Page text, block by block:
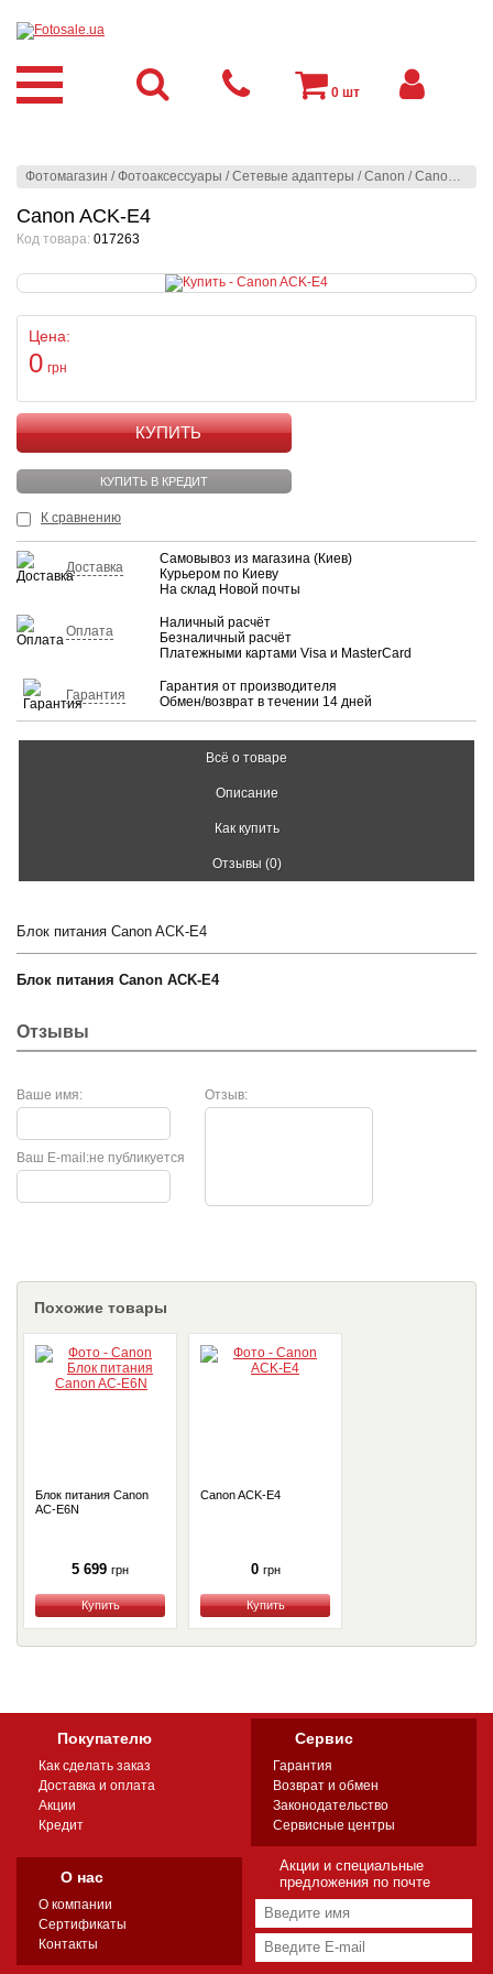
Фотомагазин /Фотоаксессуары /Сетевые адаптеры /Canon /Canon ACK-E4
Canon ACK-E4
Код товара: 017263
Цена:
0 грн
КУПИТЬ
КУПИТЬ В КРЕДИТ
К сравнению
Доставка
Самовывоз из магазина (Киев)
Курьером по Киеву
На склад Новой почты
Оплата
Наличный расчёт
Безналичный расчёт
Платежными картами Visa и MasterCard
Гарантия
Гарантия от производителя
Обмен/возврат в течении 14 дней
Всё о товаре
Описание
Как купить
Отзывы (0)
Блок питания Canon ACK-E4
Блок питания Canon ACK-E4
Отзывы
Ваше имя: Отзыв:
не публикуется
Ваш E-mail:
Похожие товары
Блок питания Canon
AC-E6N
5 699 грн
Купить
Canon ACK-E4
0 грн
Купить
0 шт
Покупателю
Как сделать заказ
Доставка и оплата
Акции
Кредит
Сервис
Гарантия
Возврат и обмен
Законодательство
Сервисные центры
О нас
О компании
Сертификаты
Контакты
Акции и специальные
предложения по почте